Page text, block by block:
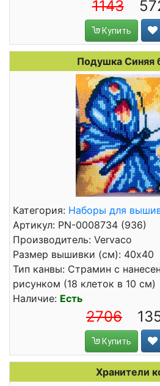
1143
Купить
Подушка Синяя
Категория: Наборы для
Артикул: PN-0008734 (936)
Производитель: Vervaco
Размер вышивки (см): 40x40
Тип канвы: Страмин с
рисунком (18 клеток в 10 см)
Наличие: Есть
2706
Купить
Хранители